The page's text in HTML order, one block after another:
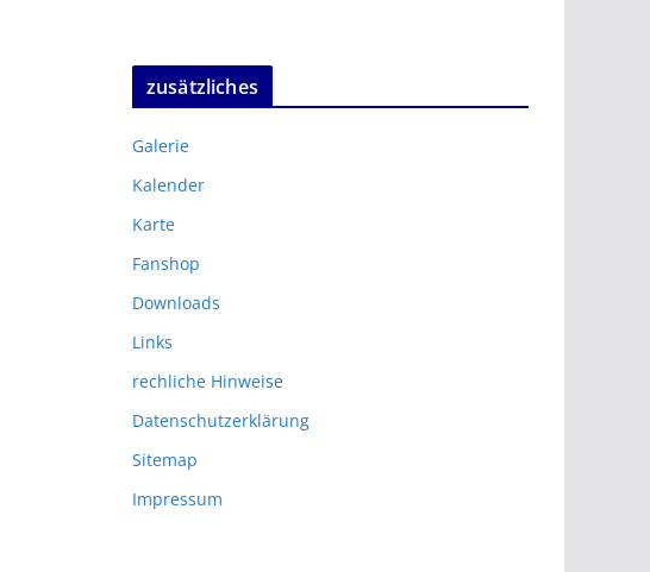
zusätzliches
Galerie
Kalender
Karte
Fanshop
Downloads
Links
rechliche Hinweise
Datenschutzerklärung
Sitemap
Impressum